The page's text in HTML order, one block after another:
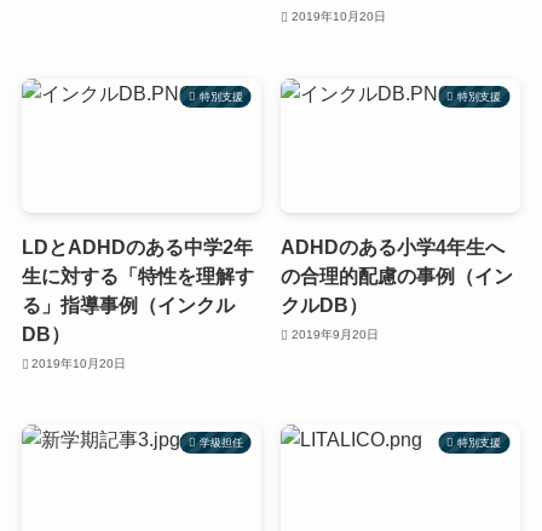
2019年10月20日
特別支援
LDとADHDのある中学2年
生に対する「特性を理解す
る」指導事例（インクル
DB）
2019年10月20日
特別支援
ADHDのある小学4年生へ
の合理的配慮の事例（イン
クルDB）
2019年9月20日
学級担任 特別支援